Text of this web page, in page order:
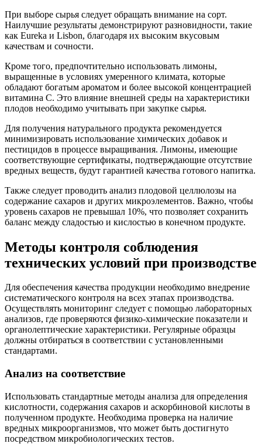
При выборе сырья следует обращать внимание на сорт.
Наилучшие результаты демонстрируют разновидности, такие
как Eureka и Lisbon, благодаря их высоким вкусовым
качествам и сочности.
Кроме того, предпочтительно использовать лимоны,
выращенные в условиях умеренного климата, которые
обладают богатым ароматом и более высокой концентрацией
витамина C. Это влияние внешней среды на характеристики
плодов необходимо учитывать при закупке сырья.
Для получения натурального продукта рекомендуется
минимизировать использование химических добавок и
пестицидов в процессе выращивания. Лимоны, имеющие
соответствующие сертификаты, подтверждающие отсутствие
вредных веществ, будут гарантией качества готового напитка.
Также следует проводить анализ плодовой целлюлозы на
содержание сахаров и других микроэлементов. Важно, чтобы
уровень сахаров не превышал 10%, что позволяет сохранить
баланс между сладостью и кислостью в конечном продукте.
Методы контроля соблюдения
технических условий при производстве
Для обеспечения качества продукции необходимо внедрение
систематического контроля на всех этапах производства.
Осуществлять мониторинг следует с помощью лабораторных
анализов, где проверяются физико-химические показатели и
органолептические характеристики. Регулярные образцы
должны отбираться в соответствии с установленными
стандартами.
Анализ на соответствие
Использовать стандартные методы анализа для определения
кислотности, содержания сахаров и аскорбиновой кислоты в
полученном продукте. Необходима проверка на наличие
вредных микроорганизмов, что может быть достигнуто
посредством микробиологических тестов.